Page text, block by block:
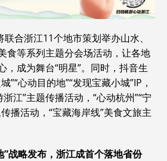
合浙江11个地市策划举办山水、
食等系列主题分会场活动，让各地
，成为舞台“明星”。同时，抖音生
”“心动目的地”“发现宝藏小城”IP，
江”主题传播活动，“心动杭州”“宁
播活动，“宝藏海岸线”美食文旅主
战略发布，浙江成首个落地省份